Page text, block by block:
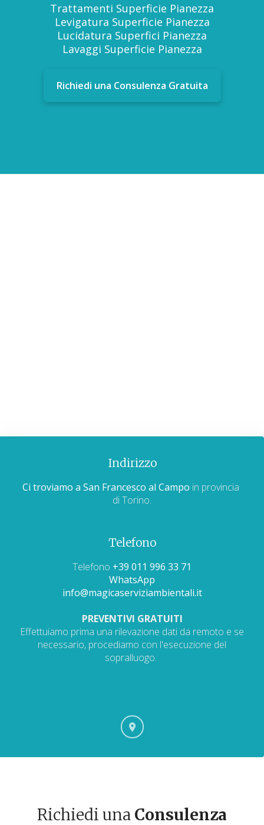
Trattamenti Superficie Pianezza
Levigatura Superficie Pianezza
Lucidatura Superfici Pianezza
Lavaggi Superficie Pianezza
Richiedi una Consulenza Gratuita
Richiedi una Consulenza
Indirizzo
Ci troviamo a San Francesco al Campo in provincia
di Torino.
Telefono
Telefono +39 011 996 33 71
WhatsApp
info@magicaserviziambientali.it
PREVENTIVI GRATUITI
Effettuiamo prima una rilevazione dati da remoto e se
necessario, procediamo con l'esecuzione del
sopralluogo.